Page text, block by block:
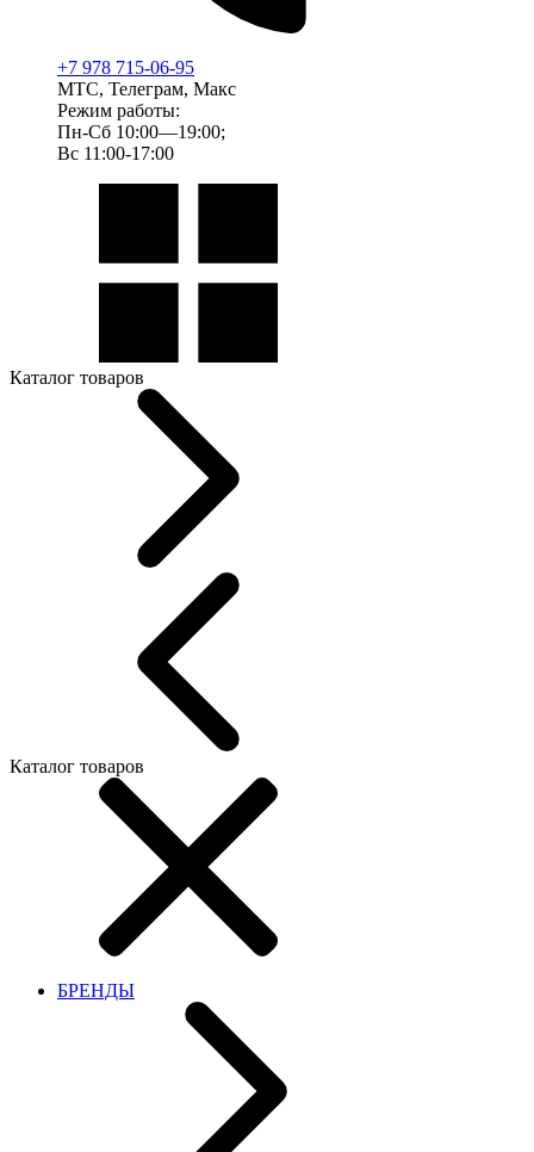
+7 978 715-06-95
МТС, Телеграм, Макс
Режим работы:
Пн-Сб 10:00—19:00;
Вс 11:00-17:00
Каталог товаров
Каталог товаров
БРЕНДЫ